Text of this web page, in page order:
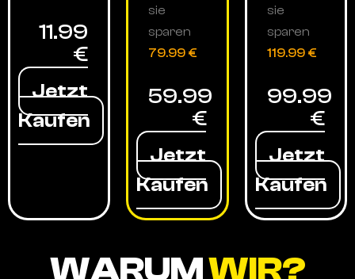
11.99
€
Jetzt
Kaufen
sie
sparen
79.99 €
59.99
€
Jetzt
Kaufen
sie
sparen
119.99 €
99.99
€
Jetzt
Kaufen
WARUMWIR?